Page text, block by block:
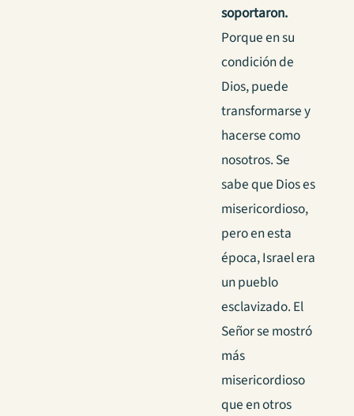
soportaron.
Porque en su
condición de
Dios, puede
transformarse y
hacerse como
nosotros. Se
sabe que Dios es
misericordioso,
pero en esta
época, Israel era
un pueblo
esclavizado. El
Señor se mostró
más
misericordioso
que en otros